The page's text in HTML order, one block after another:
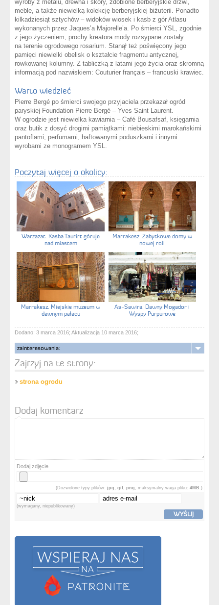
wyroby z metalu, drewna i skóry, zdobione berberyjskie drzwi,
meble, a także niewielką kolekcję berberyjskiej biżuterii. Ponadto
kilkadziesiąt sztychów – widoków wiosek i kasb z gór Atlasu
wykonanych przez Jaques’a Majorelle’a. Po śmierci YSL, zgodnie
z jego życzeniem, prochy kreatora mody rozsypane zostały
na terenie ogrodowego rosarium. Stanął też poświęcony jego
pamięci niewielki obelisk o kształcie fragmentu antycznej,
rowkowanej kolumny. Z tabliczką z latami jego życia oraz skromną
informacją pod nazwiskiem: Couturier français – francuski krawiec.
Warto wiedzieć
Pierre Bergé po śmierci swojego przyjaciela przekazał ogród
paryskiej Foundation Pierre Bergé – Yves Saint Laurent.
W ogrodzie jest niewielka kawiarnia – Café Bousafsaf, księgarnia
oraz butik z dosyć drogimi pamiątkami: niebieskimi marokańskimi
pantoflami, perfumami, haftowanymi poduszkami i innymi
wyrobami ze monogramem YSL.
Poczytaj więcej o okolicy:
Warzazat. Kasba Taurirt góruje
nad miastem
Marrakesz. Zabytkowe domy w
nowej roli
Marrakesz. Miejskie muzeum w
dawnym pałacu
As-Sawira. Dawny Mogador i
Wyspy Purpurowe
Dodano: 3 marca 2016; Aktualizacja 10 marca 2016;
zainteresowania:
Zajrzyj na te strony:
strona ogrodu
Dodaj komentarz
Dodaj zdjęcie
(Dozwolone typy plików: jpg, gif, png , maksymalny waga pliku: 4MB. )
(wymagany, niepublikowany)
WYŚLIJ